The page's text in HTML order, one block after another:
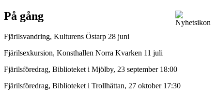
På gång
Fjärilsvandring, Kulturens Östarp 28 juni
Fjärilsexkursion, Konsthallen Norra Kvarken 11 juli
Fjärilsföredrag, Biblioteket i Mjölby, 23 september 18:00
Fjärilsföredrag, Biblioteket i Trollhättan, 27 oktober 17:30